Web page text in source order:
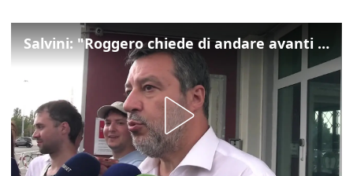
Salvini: "Roggero chiede di andare avanti su norma anti-risarcimenti"